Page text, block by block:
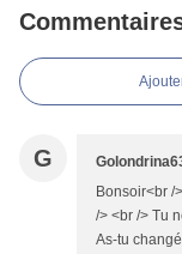
G
Bonsoir<br /
/> <br /> Tu
As-tu